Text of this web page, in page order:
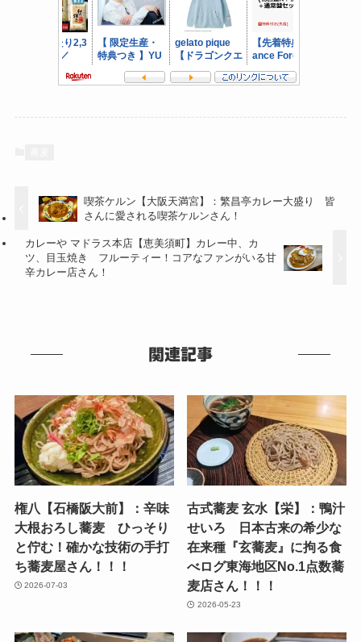
喫茶ケルン【大阪天満宮】：繁昌亭カレー大盛り 皆
さんに愛される喫茶ケルンさん！
カレーや マドラス本店【恵美須町】カレー中、カ
ツ、目玉焼き フルーティー！コアなファンがいる甘
辛カレー店さん！
関連記事
権八【石橋阪大前】：辛味
大根おろし蕎麦 ひっそり
と佇む！確かな技術の手打
ち蕎麦屋さん！！！
2026-07-03
古式蕎麦 玄水【栄】：鴨汁
せいろ 日本古来の希少な
在来種『玄蕎麦』に拘る食
べログ東海地区No.1点数蕎
麦店さん！！！
2026-05-23